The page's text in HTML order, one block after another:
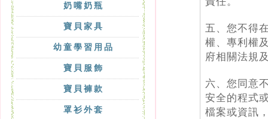
奶嘴奶瓶
寶貝家具
幼童學習用品
寶貝服飾
寶貝褲款
罩衫外套